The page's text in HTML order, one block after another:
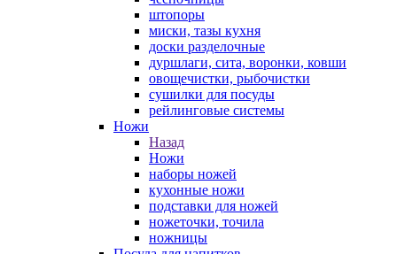
штопоры
миски, тазы кухня
доски разделочные
дуршлаги, сита, воронки, ковши
овощечистки, рыбочистки
сушилки для посуды
рейлинговые системы
Ножи
Назад
Ножи
наборы ножей
кухонные ножи
подставки для ножей
ножеточки, точила
ножницы